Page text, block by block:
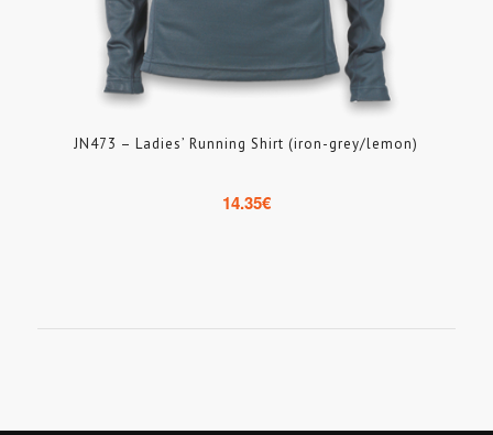
JN473 – Ladies’ Running Shirt (iron-grey/lemon)
14.35€